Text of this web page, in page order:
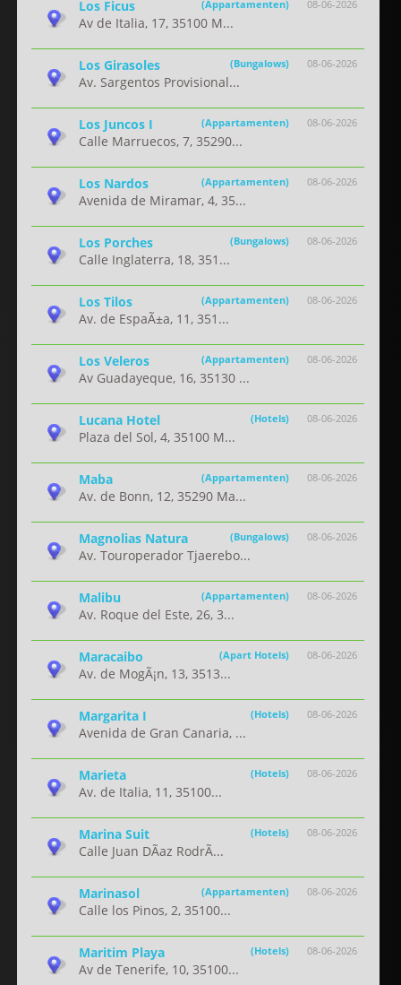
08-06-2026
Los Ficus (Appartamenten)
Av de Italia, 17, 35100 M...
08-06-2026
Los Girasoles (Bungalows)
Av. Sargentos Provisional...
08-06-2026
Los Juncos I (Appartamenten)
Calle Marruecos, 7, 35290...
08-06-2026
Los Nardos (Appartamenten)
Avenida de Miramar, 4, 35...
08-06-2026
Los Porches (Bungalows)
Calle Inglaterra, 18, 351...
08-06-2026
Los Tilos (Appartamenten)
Av. de EspaÃ±a, 11, 351...
08-06-2026
Los Veleros (Appartamenten)
Av Guadayeque, 16, 35130 ...
08-06-2026
Lucana Hotel (Hotels)
Plaza del Sol, 4, 35100 M...
08-06-2026
Maba (Appartamenten)
Av. de Bonn, 12, 35290 Ma...
08-06-2026
Magnolias Natura (Bungalows)
Av. Touroperador Tjaerebo...
08-06-2026
Malibu (Appartamenten)
Av. Roque del Este, 26, 3...
08-06-2026
Maracaibo (Apart Hotels)
Av. de MogÃ¡n, 13, 3513...
08-06-2026
Margarita I (Hotels)
Avenida de Gran Canaria, ...
08-06-2026
Marieta (Hotels)
Av. de Italia, 11, 35100...
08-06-2026
Marina Suit (Hotels)
Calle Juan DÃ­az RodrÃ...
08-06-2026
Marinasol (Appartamenten)
Calle los Pinos, 2, 35100...
08-06-2026
Maritim Playa (Hotels)
Av de Tenerife, 10, 35100...